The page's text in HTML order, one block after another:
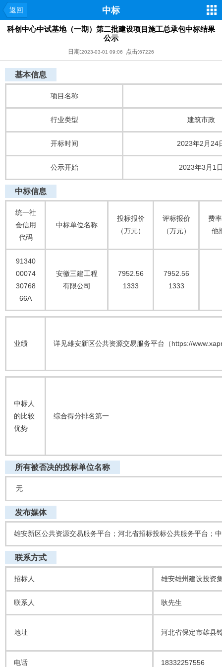
返回 中标
科创中心中试基地（一期）第二批建设项目施工总承包中标结果
公示
日期:2023-03-01 09:06 点击:67226
基本信息
项目名称
行业类型 建筑市政
开标时间 2023年2月24
公示开始 2023年3月1
中标信息
统一社
会信用
代码
中标单位名称
投标报价
（万元）
评标报价
（万元）
费
他
91340
00074
30768
66A
安徽三建工程
有限公司
7952.56
1333
7952.56
1333
业绩 详见雄安新区公共资源交易服务平台（https://
中标人
的比较
优势
综合得分排名第一
所有被否决的投标单位名称
无
发布媒体
雄安新区公共资源交易服务平台；河北省招标投标公共服务平台；
联系方式
招标人 雄安雄州建设投资
联系人 耿先生
地址 河北省保定市雄县
电话 18332257556